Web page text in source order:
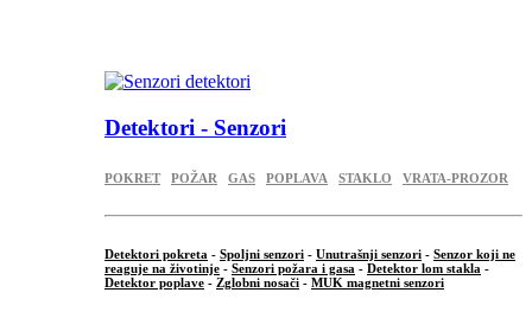
Detektori - Senzori
POKRET POŽAR GAS POPLAVA STAKLO VRATA-PROZOR
Detektori pokreta - Spoljni senzori - Unutrašnji senzori - Senzor koji ne
reaguje na životinje - Senzori požara i gasa - Detektor lom stakla -
Detektor poplave - Zglobni nosači - MUK magnetni senzori